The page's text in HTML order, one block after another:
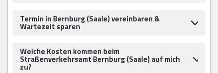
Termin in Bernburg (Saale) vereinbaren &
Wartezeit sparen
Welche Kosten kommen beim
Straßenverkehrsamt Bernburg (Saale) auf mich
zu?